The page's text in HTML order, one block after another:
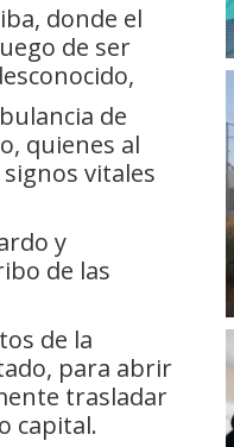
donde el
de ser
de
quienes al
vitales
y
de las
de la
para abrir
trasladar
capital.